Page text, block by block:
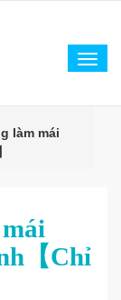
làm mái
【Chỉ